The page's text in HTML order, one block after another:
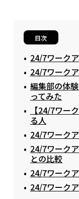
目次
24/7ワーク
24/7ワーク
編集部の体
ってみた
【24/7ワー
る人
24/7ワーク
24/7ワーク
との比較
24/7ワーク
24/7ワーク